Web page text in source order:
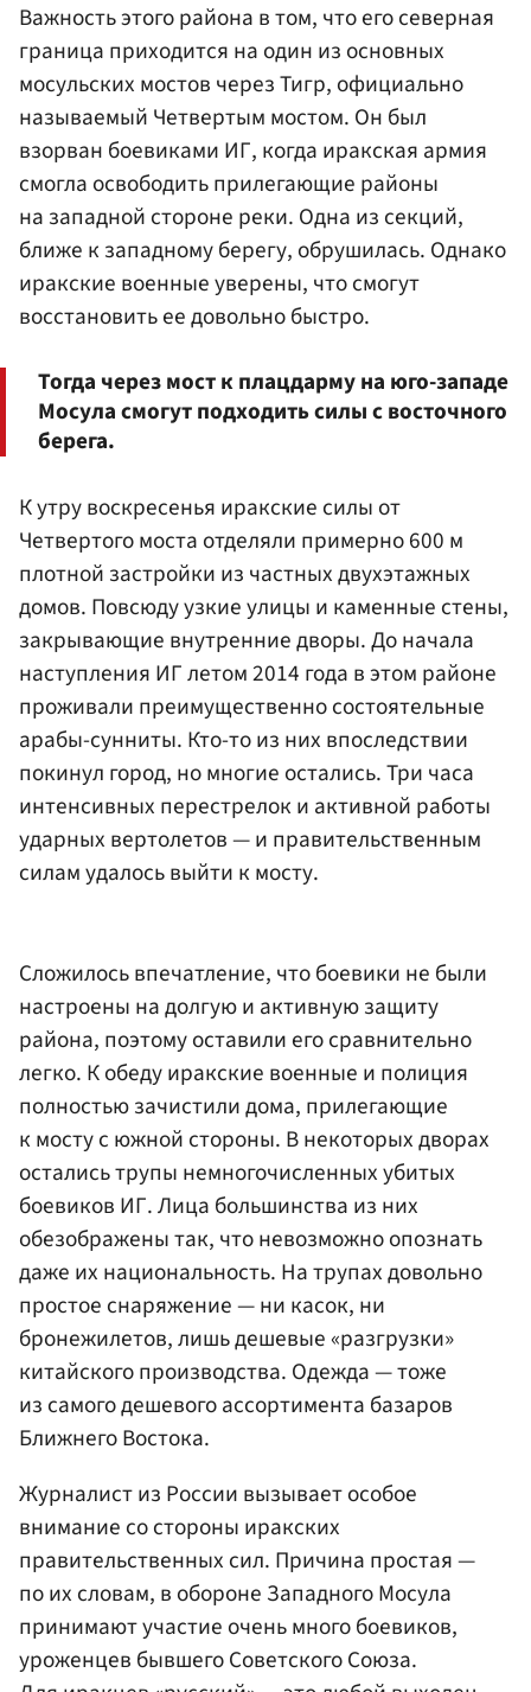
Важность этого района в том, что его северная
граница приходится на один из основных
мосульских мостов через Тигр, официально
называемый Четвертым мостом. Он был
взорван боевиками ИГ, когда иракская армия
смогла освободить прилегающие районы
на западной стороне реки. Одна из секций,
ближе к западному берегу, обрушилась. Однако
иракские военные уверены, что смогут
восстановить ее довольно быстро.
Тогда через мост к плацдарму на юго-западе
Мосула смогут подходить силы с восточного
берега.
К утру воскресенья иракские силы от
Четвертого моста отделяли примерно 600 м
плотной застройки из частных двухэтажных
домов. Повсюду узкие улицы и каменные стены,
закрывающие внутренние дворы. До начала
наступления ИГ летом 2014 года в этом районе
проживали преимущественно состоятельные
арабы-сунниты. Кто-то из них впоследствии
покинул город, но многие остались. Три часа
интенсивных перестрелок и активной работы
ударных вертолетов — и правительственным
силам удалось выйти к мосту.
Сложилось впечатление, что боевики не были
настроены на долгую и активную защиту
района, поэтому оставили его сравнительно
легко. К обеду иракские военные и полиция
полностью зачистили дома, прилегающие
к мосту с южной стороны. В некоторых дворах
остались трупы немногочисленных убитых
боевиков ИГ. Лица большинства из них
обезображены так, что невозможно опознать
даже их национальность. На трупах довольно
простое снаряжение — ни касок, ни
бронежилетов, лишь дешевые «разгрузки»
китайского производства. Одежда — тоже
из самого дешевого ассортимента базаров
Ближнего Востока.
Журналист из России вызывает особое
внимание со стороны иракских
правительственных сил. Причина простая —
по их словам, в обороне Западного Мосула
принимают участие очень много боевиков,
уроженцев бывшего Советского Союза.